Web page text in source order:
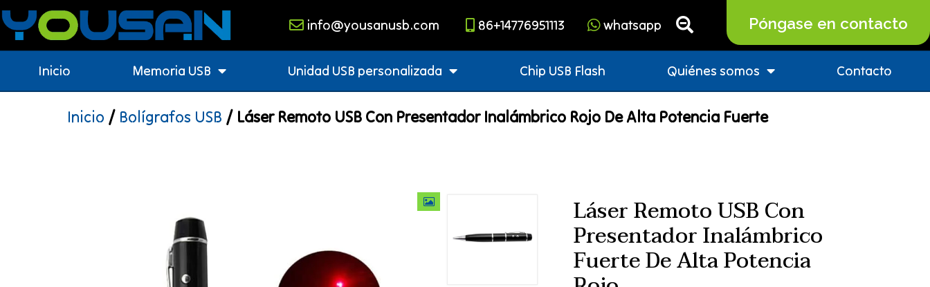
info@yousanusb.com 86+14776951113 whatsapp Póngase en contacto
Inicio Memoria USB Unidad USB personalizada Chip USB Flash Quiénes somos Contacto
Inicio / Bolígrafos USB / Láser Remoto USB Con Presentador Inalámbrico Rojo De Alta Potencia Fuerte
Láser Remoto USB Con
Presentador Inalámbrico
Fuerte De Alta Potencia